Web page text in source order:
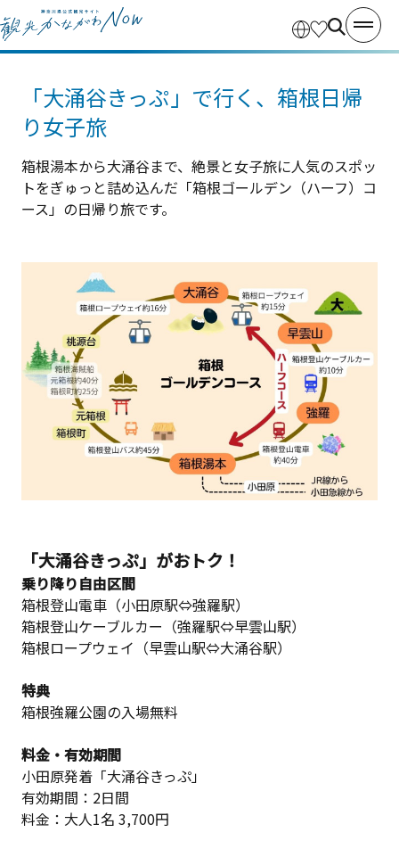
「大涌谷きっぷ」で行く、箱根日帰
り女子旅
箱根湯本から大涌谷まで、絶景と女子旅に人気のスポッ
トをぎゅっと詰め込んだ「箱根ゴールデン（ハーフ）コ
ース」の日帰り旅です。
「大涌谷きっぷ」がおトク！
乗り降り自由区間
箱根登山電車（小田原駅⇔強羅駅）
箱根登山ケーブルカー（強羅駅⇔早雲山駅）
箱根ロープウェイ（早雲山駅⇔大涌谷駅）
特典
箱根強羅公園の入場無料
料金・有効期間
小田原発着「大涌谷きっぷ」
有効期間：2日間
料金：大人1名 3,700円